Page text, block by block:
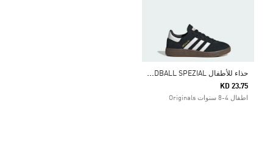
ح
ذاء للأطفال HANDBALL SPEZIAL
KD 23.75
اطفال 4-8 سنوات Originals